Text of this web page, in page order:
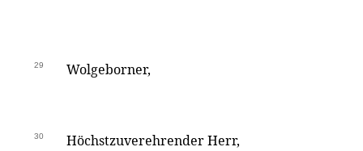
29 Wolgeborner,
30 Höchstzuverehrender Herr,